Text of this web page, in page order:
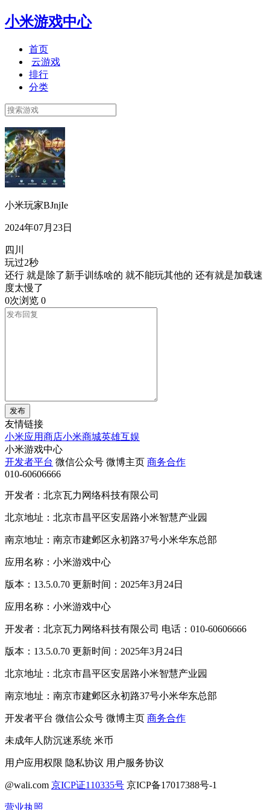
小米游戏中心
首页
云游戏
排行
分类
小米玩家BJnjIe
2024年07月23日
四川
玩过2秒
还行 就是除了新手训练啥的 就不能玩其他的 还有就是加载速
度太慢了
0次浏览 0
发布
友情链接
小米应用商店小米商城英雄互娱
小米游戏中心
开发者平台 微信公众号 微博主页 商务合作
010-60606666
开发者：北京瓦力网络科技有限公司
北京地址：北京市昌平区安居路小米智慧产业园
南京地址：南京市建邺区永初路37号小米华东总部
应用名称：小米游戏中心
版本：13.5.0.70 更新时间：2025年3月24日
应用名称：小米游戏中心
开发者：北京瓦力网络科技有限公司 电话：010-60606666
版本：13.5.0.70 更新时间：2025年3月24日
北京地址：北京市昌平区安居路小米智慧产业园
南京地址：南京市建邺区永初路37号小米华东总部
开发者平台 微信公众号 微博主页 商务合作
未成年人防沉迷系统 米币
用户应用权限 隐私协议 用户服务协议
@wali.com 京ICP证110335号 京ICP备17017388号-1
营业执照